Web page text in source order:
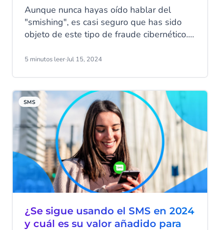
Aunque nunca hayas oído hablar del
"smishing", es casi seguro que has sido
objeto de este tipo de fraude cibernético.
arma para estafar a los destinatarios y
involuntariamente un dispositivo móvil con
malware.
5 minutos leer·Jul 15, 2024
SMS
¿Se sigue usando el SMS en 2024
y cuál es su valor añadido para